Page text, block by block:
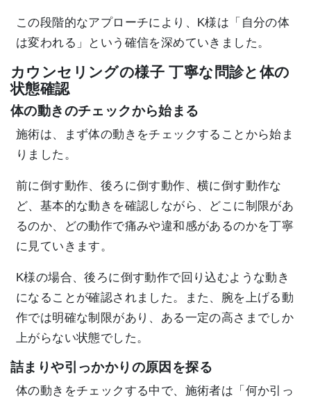
この段階的なアプローチにより、K様は「自分の体
は変われる」という確信を深めていきました。
カウンセリングの様子 丁寧な問診と体の
状態確認
体の動きのチェックから始まる
施術は、まず体の動きをチェックすることから始ま
りました。
前に倒す動作、後ろに倒す動作、横に倒す動作な
ど、基本的な動きを確認しながら、どこに制限があ
るのか、どの動作で痛みや違和感があるのかを丁寧
に見ていきます。
K様の場合、後ろに倒す動作で回り込むような動き
になることが確認されました。また、腕を上げる動
作では明確な制限があり、ある一定の高さまでしか
上がらない状態でした。
詰まりや引っかかりの原因を探る
体の動きをチェックする中で、施術者は「何か引っ